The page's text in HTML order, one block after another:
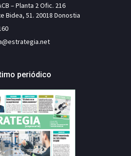
– Planta 2 Ofic. 216
Bidea, 51. 20018 Donostia
periódico